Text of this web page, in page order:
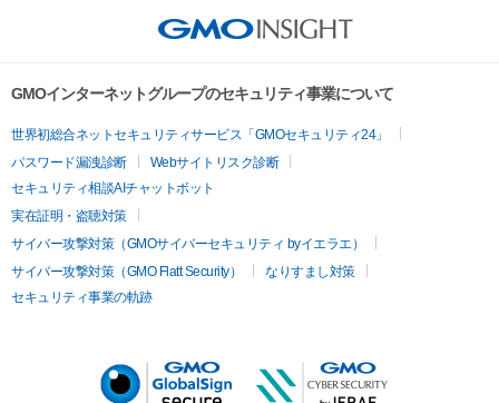
GMOインターネットグループのセキュリティ事業について
世界初総合ネットセキュリティサービス「GMOセキュリティ24」
パスワード漏洩診断
Webサイトリスク診断
セキュリティ相談AIチャットボット
実在証明・盗聴対策
サイバー攻撃対策（GMOサイバーセキュリティ byイエラエ）
サイバー攻撃対策（GMO Flatt Security）
なりすまし対策
セキュリティ事業の軌跡